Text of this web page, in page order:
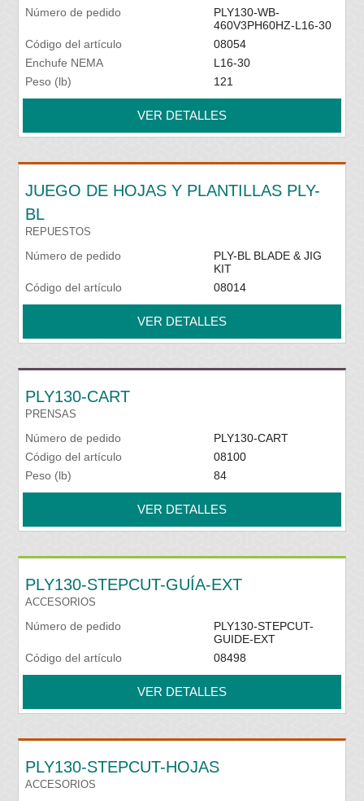
Número de pedido
PLY130-WB-
460V3PH60HZ-L16-30
Código del artículo
08054
Enchufe NEMA
L16-30
Peso (lb)
121
VER DETALLES
JUEGO DE HOJAS Y PLANTILLAS PLY-
BL
REPUESTOS
Número de pedido
PLY-BL BLADE & JIG
KIT
Código del artículo
08014
VER DETALLES
PLY130-CART
PRENSAS
Número de pedido
PLY130-CART
Código del artículo
08100
Peso (lb)
84
VER DETALLES
PLY130-STEPCUT-GUÍA-EXT
ACCESORIOS
Número de pedido
PLY130-STEPCUT-
GUIDE-EXT
Código del artículo
08498
VER DETALLES
PLY130-STEPCUT-HOJAS
ACCESORIOS